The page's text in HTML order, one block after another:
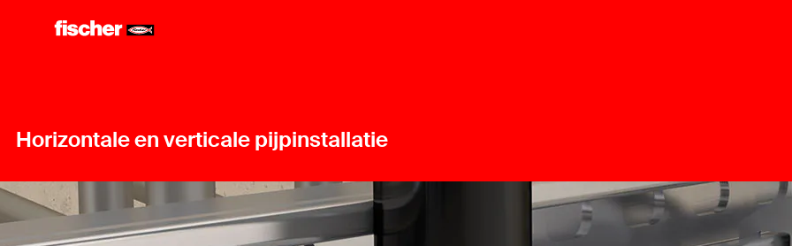
Horizontale en verticale pijpinstallatie